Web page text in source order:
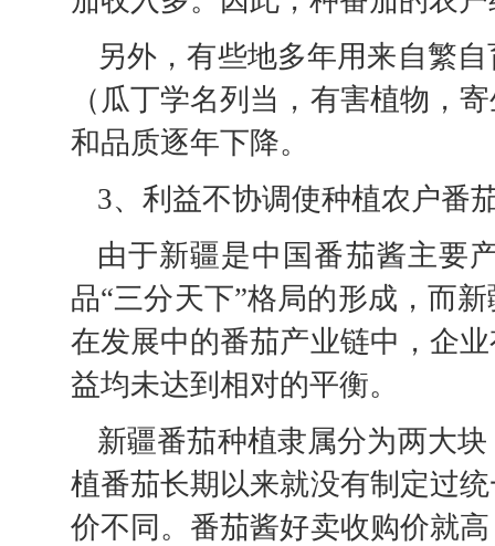
另外，有些地多年用来自繁
（瓜丁学名列当，有害植物，
和品质逐年下降。
3、利益不协调使种植农户番
由于新疆是中国番茄酱主要
品“三分天下”格局的形成，而
在发展中的番茄产业链中，企
益均未达到相对的平衡。
新疆番茄种植隶属分为两大
植番茄长期以来就没有制定过
价不同。番茄酱好卖收购价就